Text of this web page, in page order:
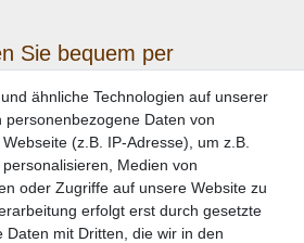
Sie bequem per
ähnliche Technologien auf unserer
Daten von
(z.B. IP-Adresse), um z.B.
Medien von
oder Zugriffe auf unsere Website zu
erfolgt erst durch gesetzte
Daten mit Dritten, die wir in den